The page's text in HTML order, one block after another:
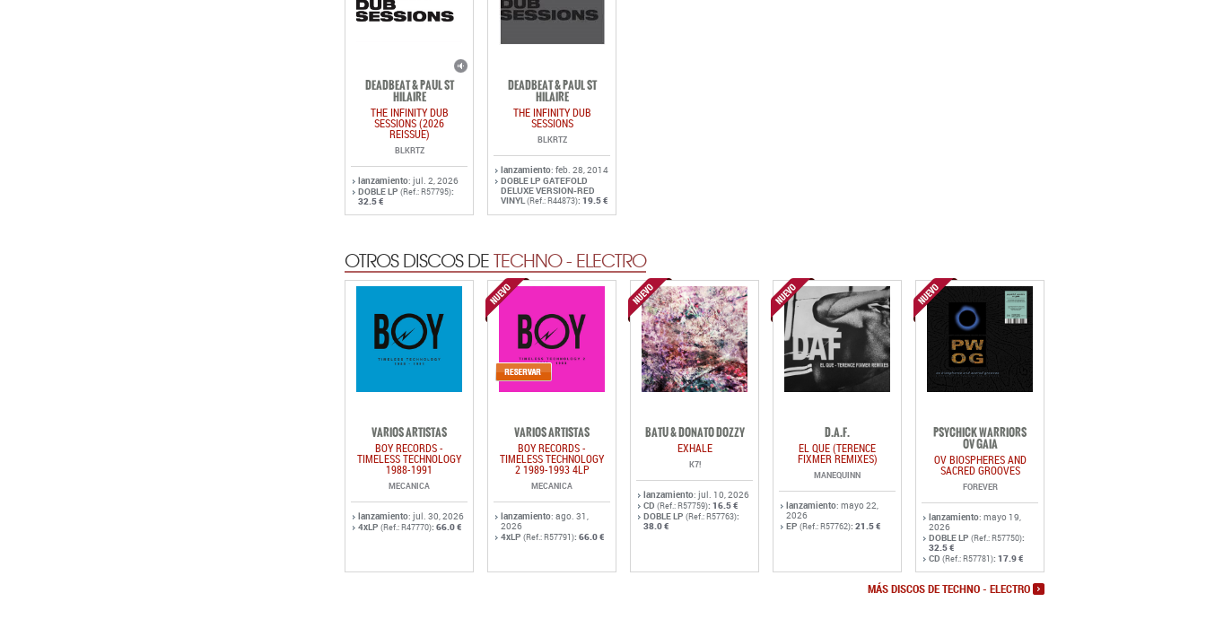
DEADBEAT & PAUL ST
HILAIRE
THE INFINITY DUB
SESSIONS (2026
REISSUE)
BLKRTZ
lanzamiento: jul. 2, 2026
DOBLE LP (Ref.: R57795):
32.5 €
DEADBEAT & PAUL ST
HILAIRE
THE INFINITY DUB
SESSIONS
BLKRTZ
lanzamiento: feb. 28, 2014
DOBLE LP GATEFOLD
DELUXE VERSION-RED
VINYL(Ref.: R44873): 19.5 €
OTROS DISCOS DETECHNO - ELECTRO
VARIOS ARTISTAS
BOY RECORDS -
TIMELESS TECHNOLOGY
1988-1991
MECANICA
lanzamiento: jul. 30, 2026
4xLP (Ref.: R47770): 66.0 €
VARIOS ARTISTAS
BOY RECORDS -
TIMELESS TECHNOLOGY
2 1989-1993 4LP
MECANICA
lanzamiento: ago. 31,
2026
4xLP (Ref.: R57791): 66.0 €
BATU & DONATO DOZZY
EXHALE
K7!
lanzamiento: jul. 10, 2026
CD (Ref.: R57759): 16.5 €
DOBLE LP (Ref.: R57763):
38.0 €
D.A.F.
EL QUE (TERENCE
FIXMER REMIXES)
MANEQUINN
lanzamiento: mayo 22,
2026
EP (Ref.: R57762): 21.5 €
PSYCHICK WARRIORS
OV GAIA
OV BIOSPHERES AND
SACRED GROOVES
FOREVER
lanzamiento: mayo 19,
2026
DOBLE LP (Ref.: R57750):
32.5 €
CD (Ref.: R57781): 17.9 €
MÁS DISCOS DE TECHNO - ELECTRO